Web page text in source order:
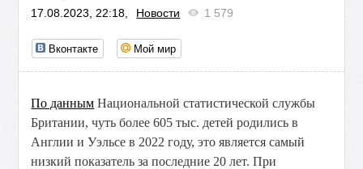
17.08.2023, 22:18, Новости 1 579
Вконтакте Мой мир
По данным Национальной статистической службы
Британии, чуть более 605 тыс. детей родились в
Англии и Уэльсе в 2022 году, это является самый
низкий показатель за последние 20 лет. При